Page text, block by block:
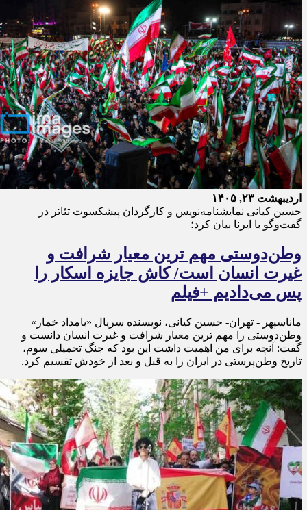
اردیبهشت ۲۳, ۱۴۰۵
حسین کیانی نمایشنامه‌نویس و کارگردان پیشکسوت تئاتر در
گفت‌وگو با ایرنا بیان کرد؛
وطن‌دوستی مهم ترین معیار شرافت و
غیرت انسان است/ کاش جایزه اسکار را
پس می‌دادیم +فیلم
ماناسپهر - تهران- حسین کیانی، نویسنده سریال «بامداد خمار»
وطن‌دوستی را مهم ترین معیار شرافت و غیرت انسان دانست و
گفت: آنچه برای من اهمیت داشت این بود که جنگ تحمیلی سوم،
تاریخ وطن‌پرستی در ایران را به قبل و بعد از خودش تقسیم کرد.